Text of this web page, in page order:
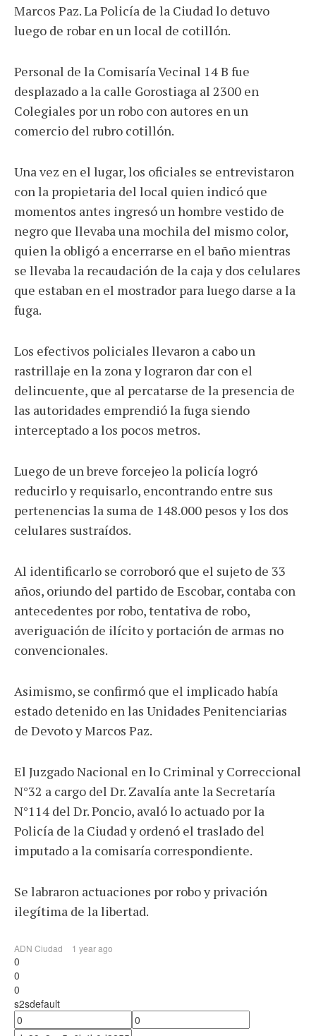
Marcos Paz. La Policía de la Ciudad lo detuvo
luego de robar en un local de cotillón.
Personal de la Comisaría Vecinal 14 B fue
desplazado a la calle Gorostiaga al 2300 en
Colegiales por un robo con autores en un
comercio del rubro cotillón.
Una vez en el lugar, los oficiales se entrevistaron
con la propietaria del local quien indicó que
momentos antes ingresó un hombre vestido de
negro que llevaba una mochila del mismo color,
quien la obligó a encerrarse en el baño mientras
se llevaba la recaudación de la caja y dos celulares
que estaban en el mostrador para luego darse a la
fuga.
Los efectivos policiales llevaron a cabo un
rastrillaje en la zona y lograron dar con el
delincuente, que al percatarse de la presencia de
las autoridades emprendió la fuga siendo
interceptado a los pocos metros.
Luego de un breve forcejeo la policía logró
reducirlo y requisarlo, encontrando entre sus
pertenencias la suma de 148.000 pesos y los dos
celulares sustraídos.
Al identificarlo se corroboró que el sujeto de 33
años, oriundo del partido de Escobar, contaba con
antecedentes por robo, tentativa de robo,
averiguación de ilícito y portación de armas no
convencionales.
Asimismo, se confirmó que el implicado había
estado detenido en las Unidades Penitenciarias
de Devoto y Marcos Paz.
El Juzgado Nacional en lo Criminal y Correccional
N°32 a cargo del Dr. Zavalía ante la Secretaría
N°114 del Dr. Poncio, avaló lo actuado por la
Policía de la Ciudad y ordenó el traslado del
imputado a la comisaría correspondiente.
Se labraron actuaciones por robo y privación
ilegítima de la libertad.
ADN Ciudad 1 year ago
0
0
0
s2sdefault